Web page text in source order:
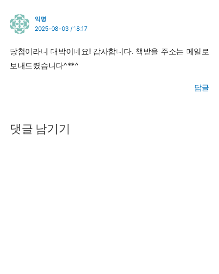
익명
2025-08-03 / 18:17
당첨이라니 대박이네요! 감사합니다. 책받을 주소는 메일로
보내드렸습니다^**^
답글
댓글 남기기